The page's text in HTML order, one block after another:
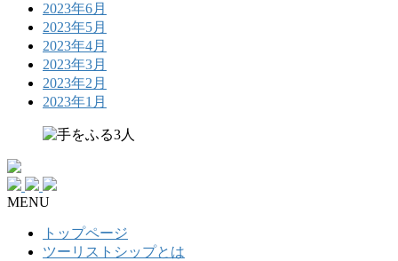
2023年6月
2023年5月
2023年4月
2023年3月
2023年2月
2023年1月
MENU
トップページ
ツーリストシップとは